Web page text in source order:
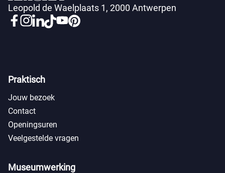
Leopold de Waelplaats 1, 2000 Antwerpen
Praktisch
Jouw bezoek
Contact
Openingsuren
Veelgestelde vragen
Museumwerking